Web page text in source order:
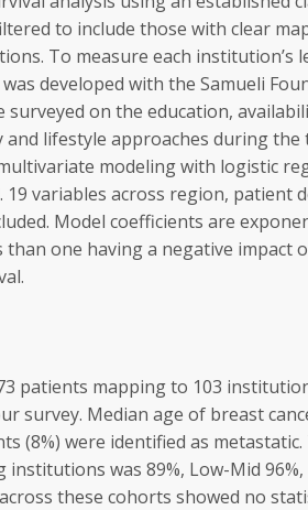
to include those with clear
To measure each institution’s
developed with the Samueli
on the education,
and lifestyle approaches during
modeling with logistic
19 variables across region, patient
Model coefficients are
than one having a negative impact
patients mapping to 103
survey. Median age of breast
(8%) were identified as
institutions was 89%, Low-Mid 96%,
these cohorts showed no